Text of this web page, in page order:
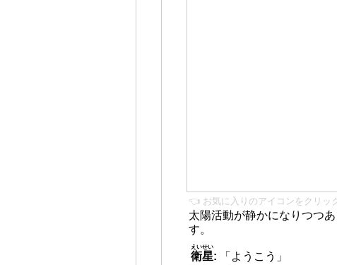
👈 お気に入りのアイコンをクリッ
太陽活動が静かになりつつ
す。
衛星
えいせい
:
「ようこう」